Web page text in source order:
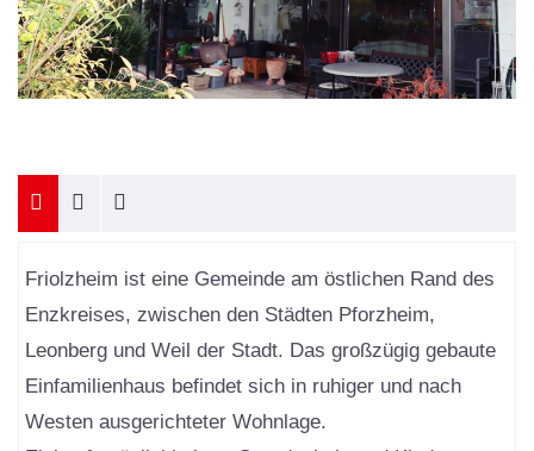
Friolzheim ist eine Gemeinde am östlichen Rand des
Enzkreises, zwischen den Städten Pforzheim,
Leonberg und Weil der Stadt. Das großzügig gebaute
Einfamilienhaus befindet sich in ruhiger und nach
Westen ausgerichteter Wohnlage.